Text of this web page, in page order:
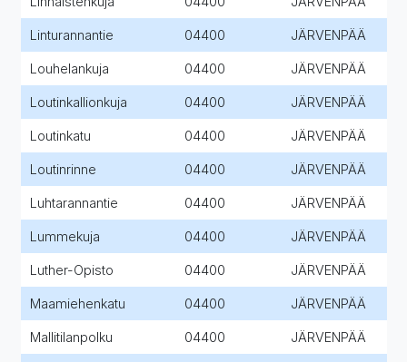
Linturannantie 04400 JÄRVENPÄÄ
Louhelankuja 04400 JÄRVENPÄÄ
Loutinkallionkuja 04400 JÄRVENPÄÄ
Loutinkatu 04400 JÄRVENPÄÄ
Loutinrinne 04400 JÄRVENPÄÄ
Luhtarannantie 04400 JÄRVENPÄÄ
Lummekuja 04400 JÄRVENPÄÄ
Luther-Opisto 04400 JÄRVENPÄÄ
Maamiehenkatu 04400 JÄRVENPÄÄ
Mallitilanpolku 04400 JÄRVENPÄÄ